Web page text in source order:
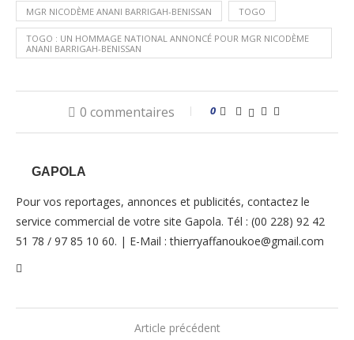
MGR NICODÈME ANANI BARRIGAH-BENISSAN TOGO
TOGO : UN HOMMAGE NATIONAL ANNONCÉ POUR MGR NICODÈME
ANANI BARRIGAH-BENISSAN
0 commentaires 0
GAPOLA
Pour vos reportages, annonces et publicités, contactez le
service commercial de votre site Gapola. Tél : (00 228) 92 42
51 78 / 97 85 10 60. | E-Mail : thierryaffanoukoe@gmail.com
Article précédent